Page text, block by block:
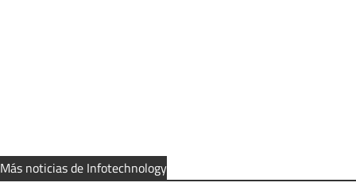
Más noticias de Infotechnology